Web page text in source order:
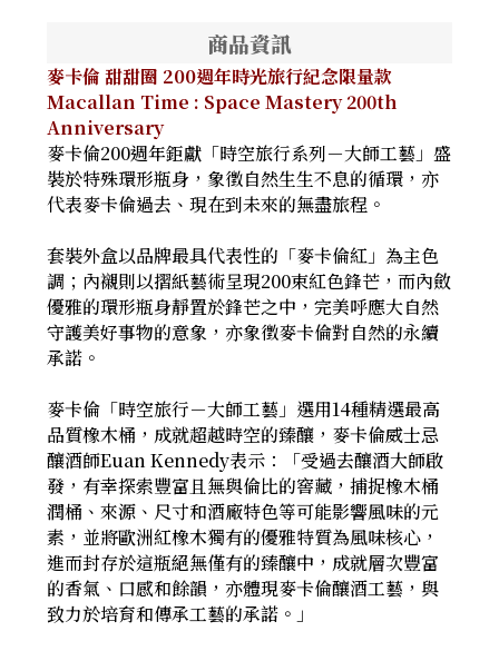
商品資訊
麥卡倫 甜甜圈 200週年時光旅行紀念限量款
Macallan Time : Space Mastery 200th
Anniversary
麥卡倫200週年鉅獻「時空旅行系列－大師工藝」盛
裝於特殊環形瓶身，象徵自然生生不息的循環，亦
代表麥卡倫過去、現在到未來的無盡旅程。
套裝外盒以品牌最具代表性的「麥卡倫紅」為主色
調；內襯則以摺紙藝術呈現200束紅色鋒芒，而內斂
優雅的環形瓶身靜置於鋒芒之中，完美呼應大自然
守護美好事物的意象，亦象徵麥卡倫對自然的永續
承諾。
麥卡倫「時空旅行－大師工藝」選用14種精選最高
品質橡木桶，成就超越時空的臻釀，麥卡倫威士忌
釀酒師Euan Kennedy表示：「受過去釀酒大師啟
發，有幸探索豐富且無與倫比的窖藏，捕捉橡木桶
潤桶、來源、尺寸和酒廠特色等可能影響風味的元
素，並將歐洲紅橡木獨有的優雅特質為風味核心，
進而封存於這瓶絕無僅有的臻釀中，成就層次豐富
的香氣、口感和餘韻，亦體現麥卡倫釀酒工藝，與
致力於培育和傳承工藝的承諾。」